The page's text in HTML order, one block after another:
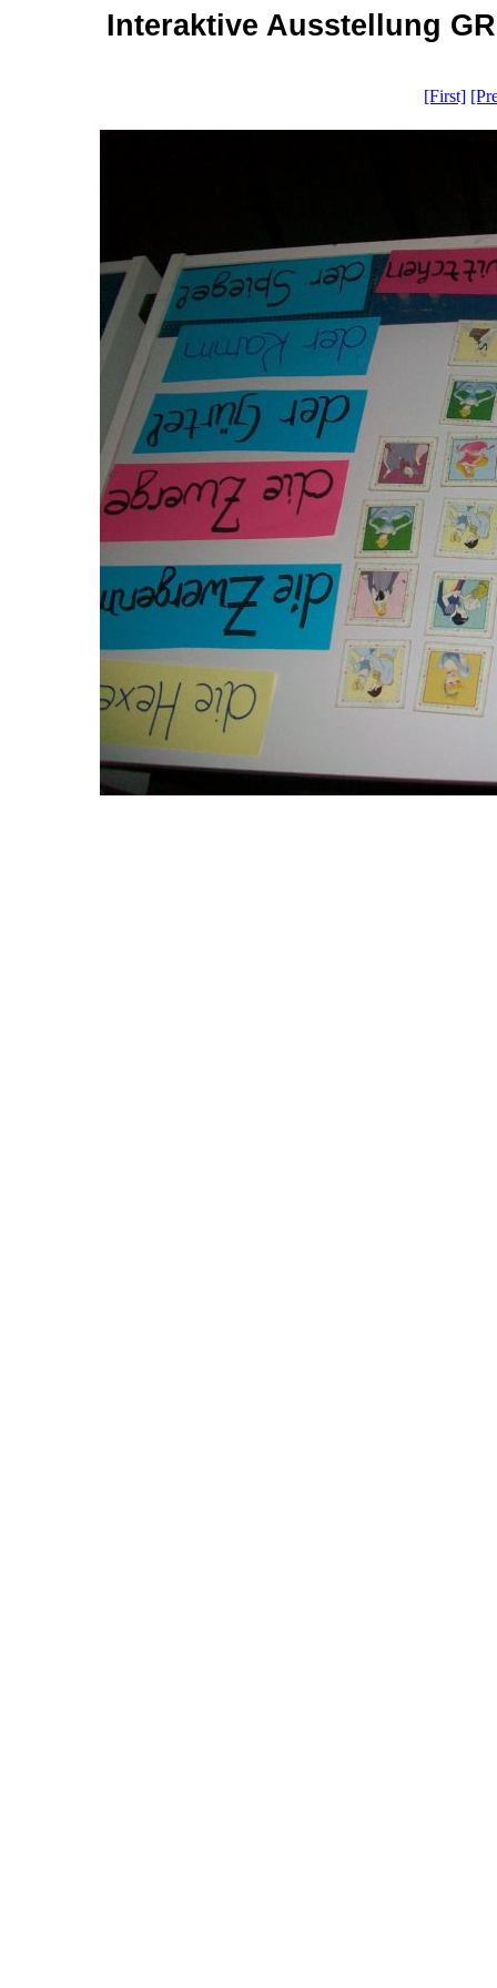
Interaktive Ausstellung
[First]